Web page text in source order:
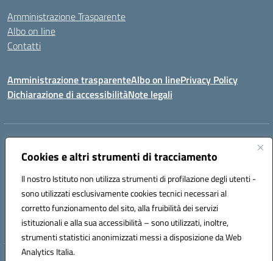
Cookies e altri strumenti di tracciamento
Il nostro Istituto non utilizza strumenti di profilazione degli utenti -
sono utilizzati esclusivamente cookies tecnici necessari al
corretto funzionamento del sito, alla fruibilità dei servizi
istituzionali e alla sua accessibilità – sono utilizzati, inoltre,
strumenti statistici anonimizzati messi a disposizione da Web
Analytics Italia.
Amministrazione Trasparente
Albo on line
Contatti
Amministrazione trasparenteAlbo on linePrivacy Policy
Dichiarazione di accessibilitàNote legali
Indirizzo:
Centralino:078170786 Email:caic875002@istruzione.it
Codice fiscale: 90027700922
Codice meccanografico:
CAIC875002
Codice unico di fatturazione (CUF): UFVRG0